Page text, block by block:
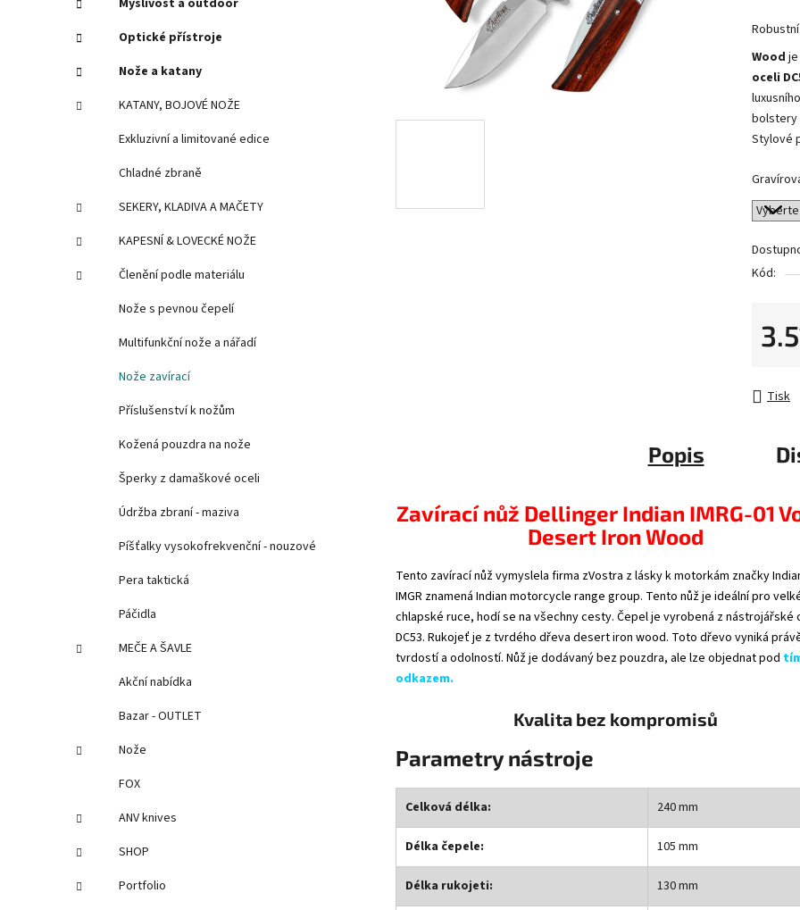
n
í
p
a
n
e
Myslivost a outdoor
Optické přístroje
Nože a katany
KATANY, BOJOVÉ NOŽE
Exkluzivní a limitované edice
Chladné zbraně
SEKERY, KLADIVA A MAČETY
KAPESNÍ & LOVECKÉ NOŽE
Členění podle materiálu
Nože s pevnou čepelí
Multifunkční nože a nářadí
Nože zavírací
Příslušenství k nožům
Kožená pouzdra na nože
Šperky z damaškové oceli
Údržba zbraní - maziva
Píšťalky vysokofrekvenční - nouzové
Pera taktická
Páčidla
MEČE A ŠAVLE
Akční nabídka
Bazar - OUTLET
Nože
FOX
ANV knives
SHOP
Portfolio
Wood
oceli
Stylové
Kód:
Tisk
Popis
Zavírací nůž Dellinger Indian IMRG-01
Desert Iron Wood
Tento zavírací nůž vymyslela firma zVostra z lásky k motorkám značky
IMGR znamená Indian motorcycle range group. Tento nůž je ideální pro
chlapské ruce, hodí se na všechny cesty. Čepel je vyrobená z nástrojářské
DC53. Rukojeť je z tvrdého dřeva desert iron wood. Toto dřevo vyniká
tvrdostí a odolností. Nůž je dodávaný bez pouzdra, ale lze objednat pod
odkazem.
Kvalita bez kompromisů
Parametry nástroje
Celková délka: 240 mm
Délka čepele: 105 mm
Délka rukojeti: 130 mm